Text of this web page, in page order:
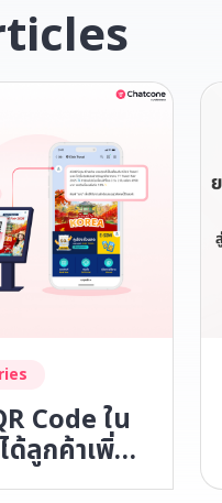
Code ใน
ด้ลูกค้าเพิ่ม